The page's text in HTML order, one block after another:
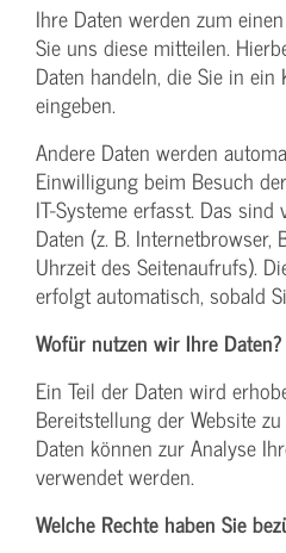
Ihre Daten werden zum
Sie uns diese mitteilen.
Daten handeln, die Sie in
eingeben.
Andere Daten werden
Einwilligung beim Besuch
IT-Systeme erfasst. Das
Daten (z. B.
Uhrzeit des Seitenaufrufs).
erfolgt automatisch, sobald
Wofür nutzen wir Ihre Daten?
Ein Teil der Daten wird
Bereitstellung der Website
Daten können zur Analyse
verwendet werden.
Welche Rechte haben Sie